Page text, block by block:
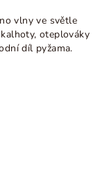
vlny ve světle
oteplováky
díl pyžama.